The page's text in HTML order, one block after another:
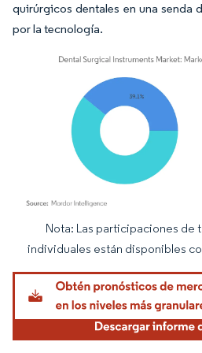
quirúrgicos dentales en una senda
por la tecnología.
Imagen © Mordor Intelligence. El uso
Nota: Las participaciones de
individuales están disponibles